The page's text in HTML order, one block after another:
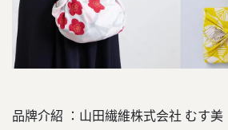
品牌介紹 ：山田繊維株式会社 むす美